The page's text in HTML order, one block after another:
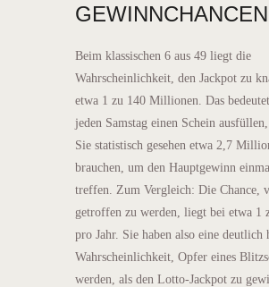
Beim klassischen 6 aus 49 liegt die
Wahrscheinlichkeit, den Jackpot zu
etwa 1 zu 140 Millionen. Das
jeden Samstag einen Schein
Sie statistisch gesehen etwa 2,7
brauchen, um den Hauptgewinn
treffen. Zum Vergleich: Die Chance,
getroffen zu werden, liegt bei etwa 1
pro Jahr. Sie haben also eine deutlich
Wahrscheinlichkeit, Opfer eines
werden, als den Lotto-Jackpot zu